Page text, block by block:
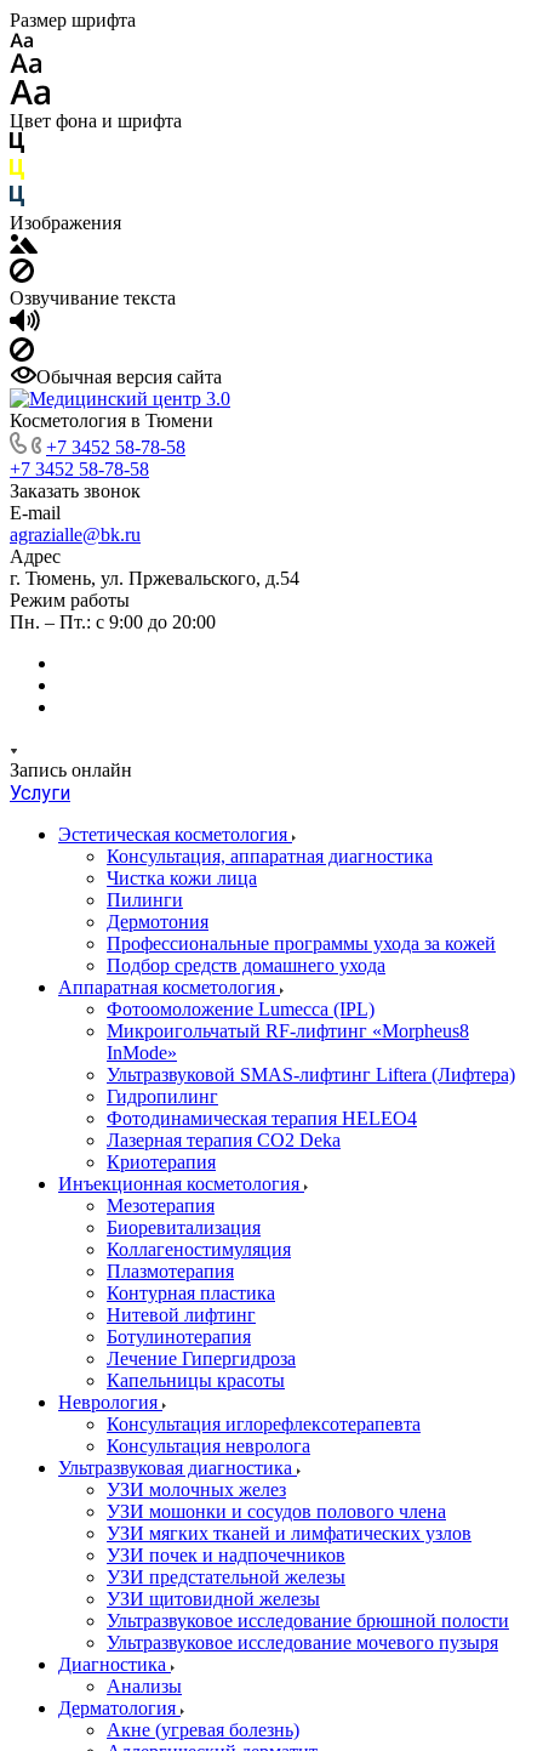
Размер шрифта
Цвет фона и шрифта
Изображения
Озвучивание текста
Обычная версия сайта
Косметология в Тюмени
+7 3452 58-78-58
+7 3452 58-78-58
Заказать звонок
E-mail
agrazialle@bk.ru
Адрес
г. Тюмень, ул. Пржевальского, д.54
Режим работы
Пн. – Пт.: с 9:00 до 20:00
Запись онлайн
Услуги
Эстетическая косметология
Консультация, аппаратная диагностика
Чистка кожи лица
Пилинги
Дермотония
Профессиональные программы ухода за кожей
Подбор средств домашнего ухода
Аппаратная косметология
Фотоомоложение Lumecca (IPL)
Микроигольчатый RF-лифтинг «Morpheus8
InMode»
Ультразвуковой SMAS-лифтинг Liftera (Лифтера)
Гидропилинг
Фотодинамическая терапия HELEO4
Лазерная терапия CO2 Deka
Криотерапия
Инъекционная косметология
Мезотерапия
Биоревитализация
Коллагеностимуляция
Плазмотерапия
Контурная пластика
Нитевой лифтинг
Ботулинотерапия
Лечение Гипергидроза
Капельницы красоты
Неврология
Консультация иглорефлексотерапевта
Консультация невролога
Ультразвуковая диагностика
УЗИ молочных желез
УЗИ мошонки и сосудов полового члена
УЗИ мягких тканей и лимфатических узлов
УЗИ почек и надпочечников
УЗИ предстательной железы
УЗИ щитовидной железы
Ультразвуковое исследование брюшной полости
Ультразвуковое исследование мочевого пузыря
Диагностика
Анализы
Дерматология
Акне (угревая болезнь)